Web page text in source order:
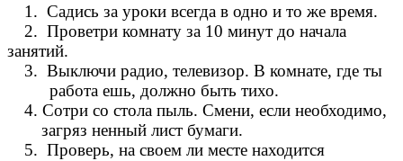
1. Садись за уроки всегда в одно и то же время.
2. Проветри комнату за 10 минут до начала
занятий.
3. Выключи радио, телевизор. В комнате, где ты
работа ешь, должно быть тихо.
4. Сотри со стола пыль. Смени, если необходимо,
загряз ненный лист бумаги.
5. Проверь, на своем ли месте находится